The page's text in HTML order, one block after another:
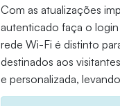
Com as atualizações
autenticado faça o
rede Wi-Fi é distinto
destinados aos
e personalizada,